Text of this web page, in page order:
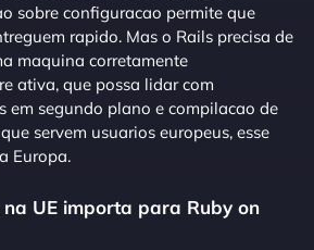
sobre configuracao permite que
rapido. Mas o Rails precisa de
maquina corretamente
ativa, que possa lidar com
em segundo plano e compilacao de
servem usuarios europeus, esse
Europa.
UE importa para Ruby on